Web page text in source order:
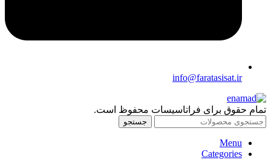
info@faratasisat.ir
تمام حقوق برای فراتاسیسات محفوظ است.
جستجو
Menu
Categories